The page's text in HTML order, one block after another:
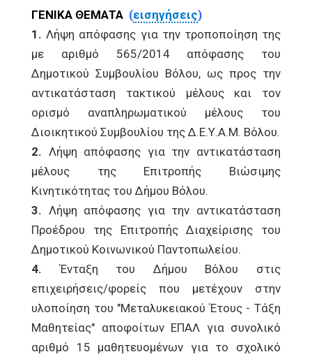
ΓΕΝΙΚΑ ΘΕΜΑΤΑ (εισηγήσεις)
1. Λήψη απόφασης για την τροποποίηση της
με αριθμό 565/2014 απόφασης του
Δημοτικού Συμβουλίου Βόλου, ως προς την
αντικατάσταση τακτικού μέλους και τον
ορισμό αναπληρωματικού μέλους του
Διοικητικού Συμβουλίου της Δ.Ε.Υ.Α.Μ. Βόλου.
2. Λήψη απόφασης για την αντικατάσταση
μέλους της Επιτροπής Βιώσιμης
Κινητικότητας του Δήμου Βόλου.
3. Λήψη απόφασης για την αντικατάσταση
Προέδρου της Επιτροπής Διαχείρισης του
Δημοτικού Κοινωνικού Παντοπωλείου.
4. Ένταξη του Δήμου Βόλου στις
επιχειρήσεις/φορείς που μετέχουν στην
υλοποίηση του "Μεταλυκειακού Έτους - Τάξη
Μαθητείας" αποφοίτων ΕΠΑΛ για συνολικό
αριθμό 15 μαθητευομένων για το σχολικό